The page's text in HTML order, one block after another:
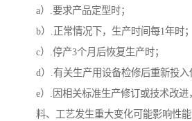
a）.要求产品定型时；
b）.正常情况下，生产时间每1年时；
c）.停产3个月后恢复生产时；
d）.有关生产用设备检修后重新投入
e）.因相关标准生产修订或技术改
料、工艺发生重大变化可能影响性能